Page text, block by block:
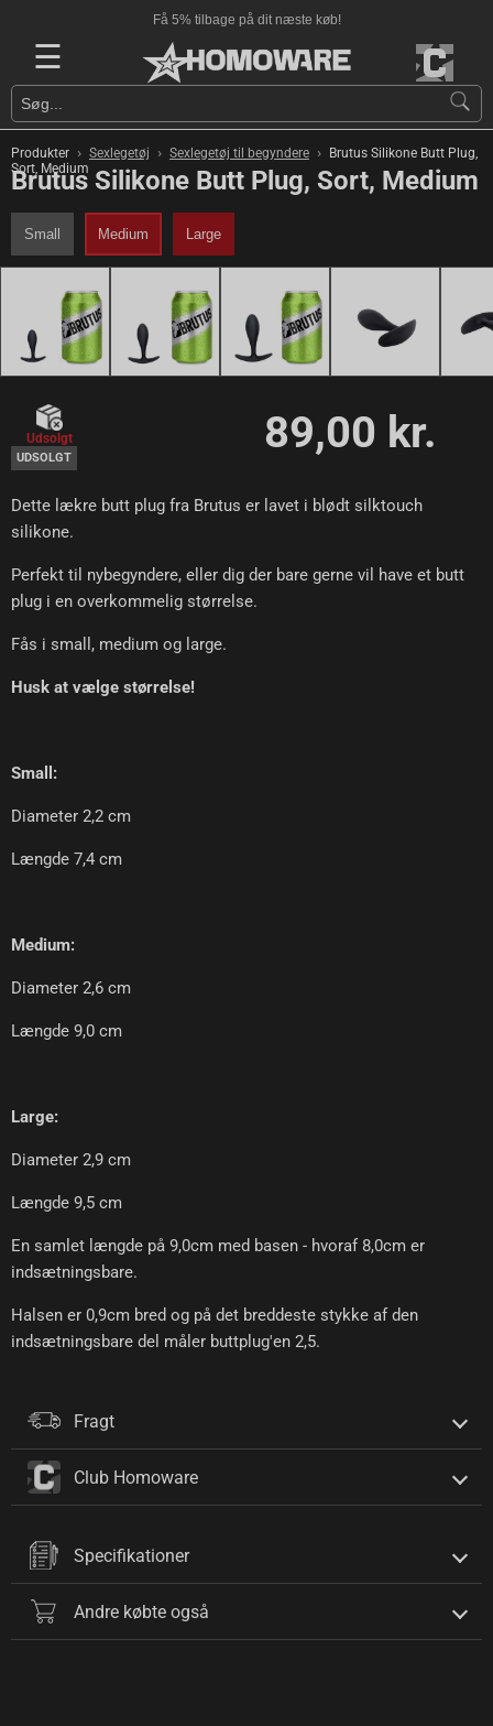
Få 5% tilbage på dit næste køb!
☰
Produkter › Sexlegetøj › Sexlegetøj til begyndere ›
Brutus Silikone Butt Plug,
Sort, Medium
Brutus Silikone Butt Plug, Sort, Medium
Small Medium Large
Udsolgt
UDSOLGT 89,00 kr.
Dette lækre butt plug fra Brutus er lavet i blødt silktouch
silikone.
Perfekt til nybegyndere, eller dig der bare gerne vil have et butt
plug i en overkommelig størrelse.
Fås i small, medium og large.
Husk at vælge størrelse!
Small:
Diameter 2,2 cm
Længde 7,4 cm
Medium:
Diameter 2,6 cm
Længde 9,0 cm
Large:
Diameter 2,9 cm
Længde 9,5 cm
En samlet længde på 9,0cm med basen - hvoraf 8,0cm er
indsætningsbare.
Halsen er 0,9cm bred og på det breddeste stykke af den
indsætningsbare del måler buttplug'en 2,5.
Fragt
Club Homoware
Specifikationer
Andre købte også